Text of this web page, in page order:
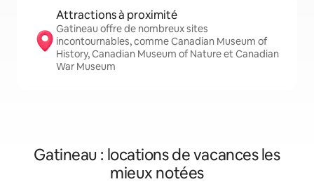
Attractions à proximité
Gatineau offre de nombreux sites
incontournables, comme Canadian Museum of
History, Canadian Museum of Nature et Canadian
War Museum
Gatineau : locations de vacances les
mieux notées